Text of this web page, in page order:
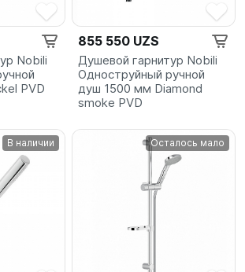
Nobili
PVD
855 550 UZS
Душевой гарнитур Nobili
Одноструйный ручной
душ 1500 мм Diamond
smoke PVD
В наличии Осталось мало